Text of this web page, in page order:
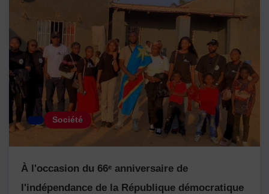
Société
À l'occasion du 66ᵉ anniversaire de
l'indépendance de la République démocratique